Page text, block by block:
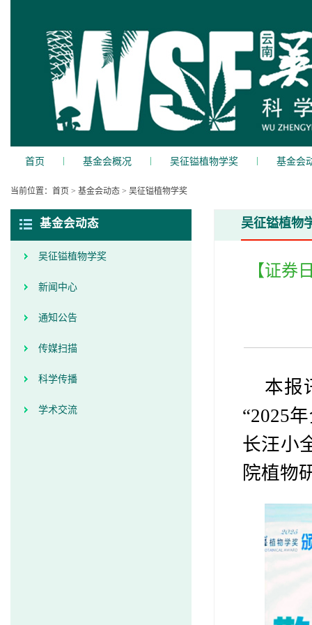
首页 | 基金会概况 | 吴征镒植物学奖 | 基金会
当前位置： 首页 > 基金会动态 > 吴征镒植物学奖
基金会动态
吴征镒植物学奖
新闻中心
通知公告
传媒扫描
科学传播
学术交流
吴征镒植物
【证券
本报
“2025
长汪小
院植物